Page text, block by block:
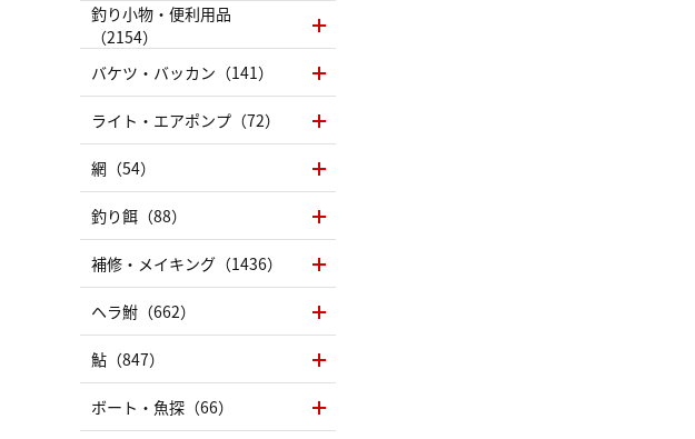
釣り小物・便利用品
（2154）
バケツ・バッカン（141）
ライト・エアポンプ（72）
網（54）
釣り餌（88）
補修・メイキング（1436）
ヘラ鮒（662）
鮎（847）
ボート・魚探（66）